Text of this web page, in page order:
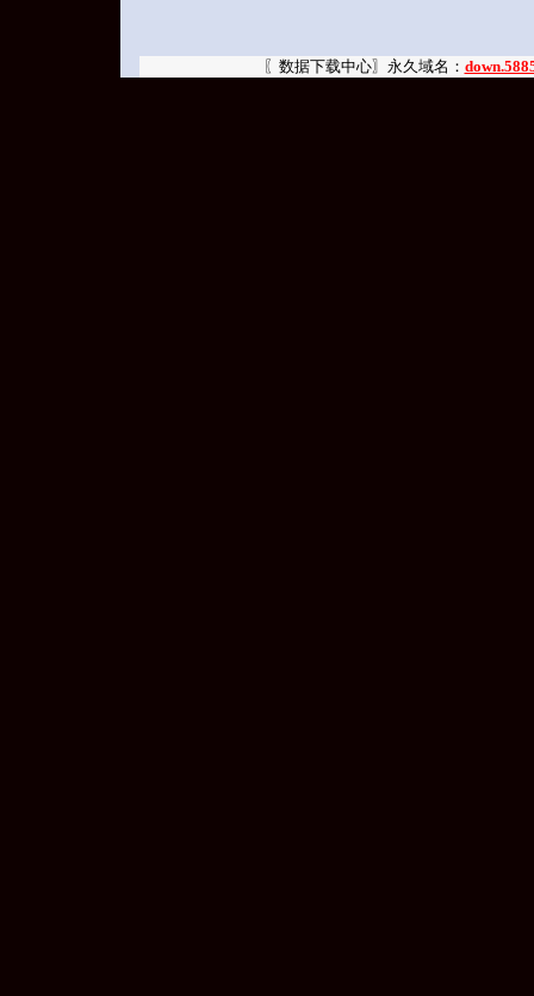
〖数据下载中心〗永久域名：